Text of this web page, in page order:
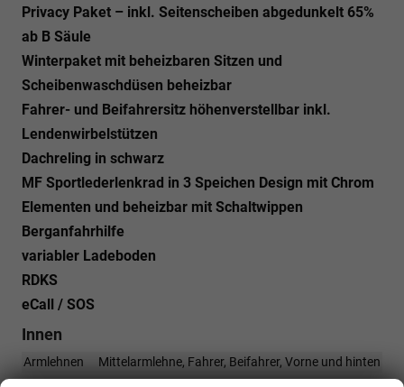
Privacy Paket – inkl. Seitenscheiben abgedunkelt 65%
ab B Säule
Winterpaket mit beheizbaren Sitzen und
Scheibenwaschdüsen beheizbar
Fahrer- und Beifahrersitz höhenverstellbar inkl.
Lendenwirbelstützen
Dachreling in schwarz
MF Sportlederlenkrad in 3 Speichen Design mit Chrom
Elementen und beheizbar mit Schaltwippen
Berganfahrhilfe
variabler Ladeboden
RDKS
eCall / SOS
Innen
Armlehnen
Mittelarmlehne, Fahrer, Beifahrer, Vorne und hinten